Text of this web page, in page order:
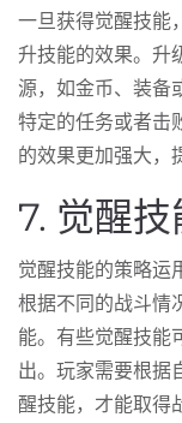
一旦获得觉醒技能
升技能的效果。升
源，如金币、装备
特定的任务或者击
的效果更加强大，
7. 觉醒
觉醒技能的策略运
根据不同的战斗情
能。有些觉醒技能
出。玩家需要根据
醒技能，才能取得